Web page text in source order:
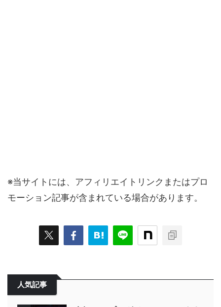
※当サイトには、アフィリエイトリンクまたはプロ
モーション記事が含まれている場合があります。
人気記事